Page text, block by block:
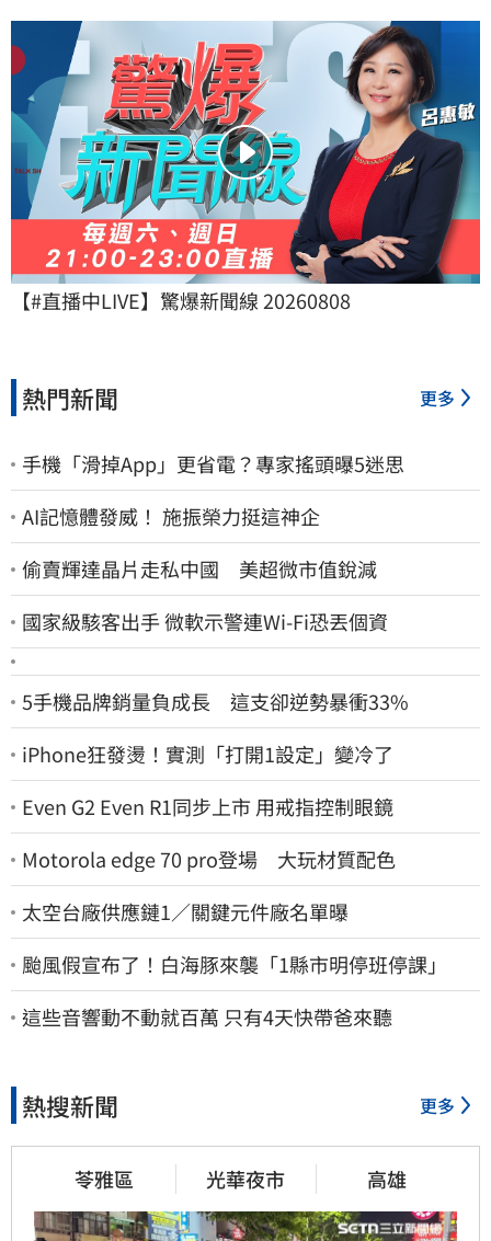
【#直播中LIVE】驚爆新聞線 20260808
熱門新聞 更多
手機「滑掉App」更省電？專家搖頭曝5迷思
AI記憶體發威！ 施振榮力挺這神企
偷賣輝達晶片走私中國 美超微市值銳減
國家級駭客出手 微軟示警連Wi-Fi恐丟個資
5手機品牌銷量負成長 這支卻逆勢暴衝33%
iPhone狂發燙！實測「打開1設定」變冷了
Even G2 Even R1同步上市 用戒指控制眼鏡
Motorola edge 70 pro登場 大玩材質配色
太空台廠供應鏈1／關鍵元件廠名單曝
颱風假宣布了！白海豚來襲「1縣市明停班停課」
這些音響動不動就百萬 只有4天快帶爸來聽
熱搜新聞 更多
苓雅區 光華夜市 高雄